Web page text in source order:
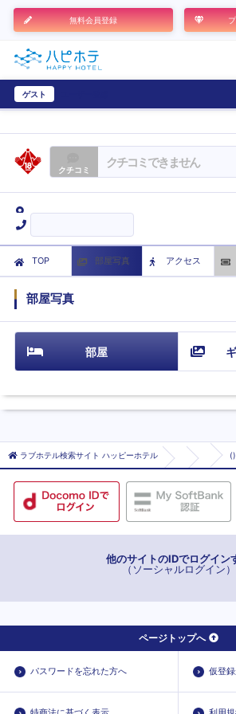
無料会員登録
ゲスト
クチコミ クチコミできません
TOP 部屋写真 アクセス
部屋写真
部屋
ラブホテル検索サイト ハッピーホテル ()
他のサイトのIDでログイン
（ソーシャルログイン）
ページトップへ
パスワードを忘れた方へ 仮登